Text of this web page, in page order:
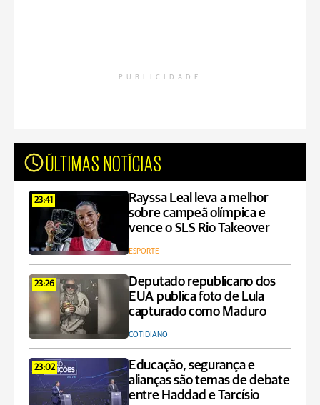
PUBLICIDADE
ÚLTIMAS NOTÍCIAS
23:41
Rayssa Leal leva a melhor
sobre campeã olímpica e
vence o SLS Rio Takeover
ESPORTE
23:26
Deputado republicano dos
EUA publica foto de Lula
capturado como Maduro
COTIDIANO
23:02
Educação, segurança e
alianças são temas de debate
entre Haddad e Tarcísio